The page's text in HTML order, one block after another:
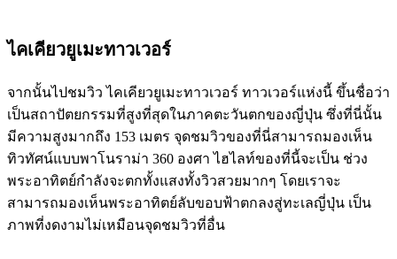
ไคเคียวยูเมะทาวเวอร์
จากนั้นไปชมวิว ไคเคียวยูเมะทาวเวอร์ ทาวเวอร์แห่งนี้ ขึ้นชื่อว่า
เป็นสถาปัตยกรรมที่สูงที่สุดในภาคตะวันตกของญี่ปุ่น ซึ่งที่นี่นั้น
มีความสูงมากถึง 153 เมตร จุดชมวิวของที่นี่สามารถมองเห็น
ทิวทัศน์แบบพาโนราม่า 360 องศา ไฮไลท์ของที่นี้จะเป็น ช่วง
พระอาทิตย์กำลังจะตกทั้งแสงทั้งวิวสวยมากๆ โดยเราจะ
สามารถมองเห็นพระอาทิตย์ลับขอบฟ้าตกลงสู่ทะเลญี่ปุ่น เป็น
ภาพที่งดงามไม่เหมือนจุดชมวิวที่อื่น